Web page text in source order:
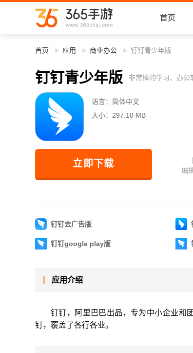
首页
首页 应用 商业办公 钉钉青少年版
钉钉青少年版 非常棒的学习、办公
语言： 简体中文
大小： 297.10 MB
立即下载
编
钉钉去广告版
钉钉google play版
应用介绍
钉钉，阿里巴巴出品，专为中小企业和
钉，覆盖了各行各业。